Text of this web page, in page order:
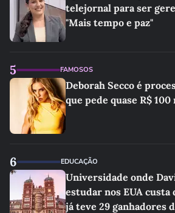
telejornal para ser
"Mais tempo e paz"
5 FAMOSOS
Deborah Secco é
que pede quase R$
6 EDUCAÇÃO
Universidade onde
estudar nos EUA custa
já teve 29 ganhadores